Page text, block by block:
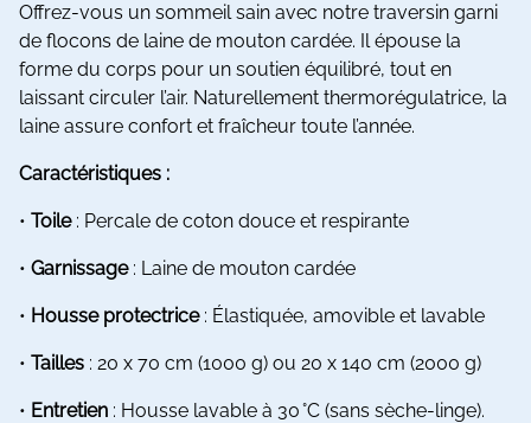
Offrez-vous un sommeil sain avec notre traversin garni
de flocons de laine de mouton cardée. Il épouse la
forme du corps pour un soutien équilibré, tout en
laissant circuler l’air. Naturellement thermorégulatrice, la
laine assure confort et fraîcheur toute l’année.
Caractéristiques :
• Toile: Percale de coton douce et respirante
• Garnissage: Laine de mouton cardée
• Housse protectrice: Élastiquée, amovible et lavable
• Tailles : 20 x 70 cm (1000 g) ou 20 x 140 cm (2000 g)
• Entretien : Housse lavable à 30 °C (sans sèche-linge).